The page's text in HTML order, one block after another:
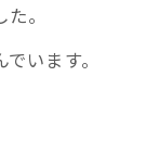
。
います。